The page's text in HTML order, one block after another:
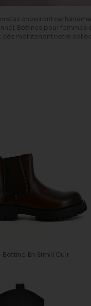
choisiront
Bottines pour femmes
maintenant notre
Bottine En Simili Cuir